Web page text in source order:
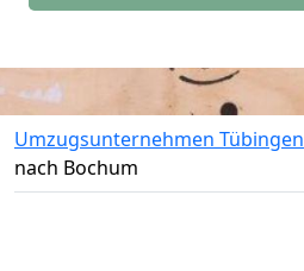
Umzugsunternehmen Tübingen
nach Bochum